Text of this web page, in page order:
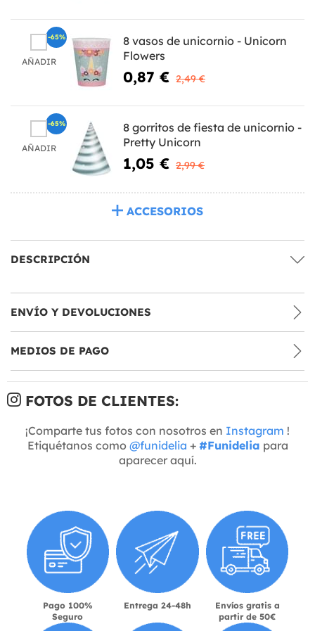
AÑADIR
8 vasos de unicornio - Unicorn
Flowers
0,87 € 2,49 €
-65%
AÑADIR
8 gorritos de fiesta de unicornio -
Pretty Unicorn
1,05 € 2,99 €
-65%
ACCESORIOS
DESCRIPCIÓN
ENVÍO Y DEVOLUCIONES
MEDIOS DE PAGO
FOTOS DE CLIENTES:
¡Comparte tus fotos con nosotros en Instagram !
Etiquétanos como @funidelia + #Funidelia para
aparecer aquí.
Pago 100%
Seguro
Entrega 24-48h
Envíos gratis a
partir de 50€